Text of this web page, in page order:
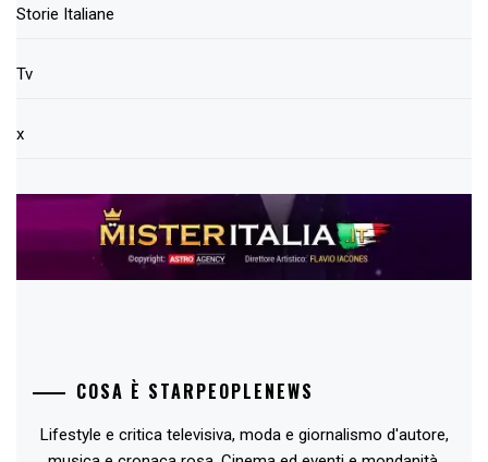
Storie Italiane
Tv
x
COSA È STARPEOPLENEWS
Lifestyle e critica televisiva, moda e giornalismo d'autore,